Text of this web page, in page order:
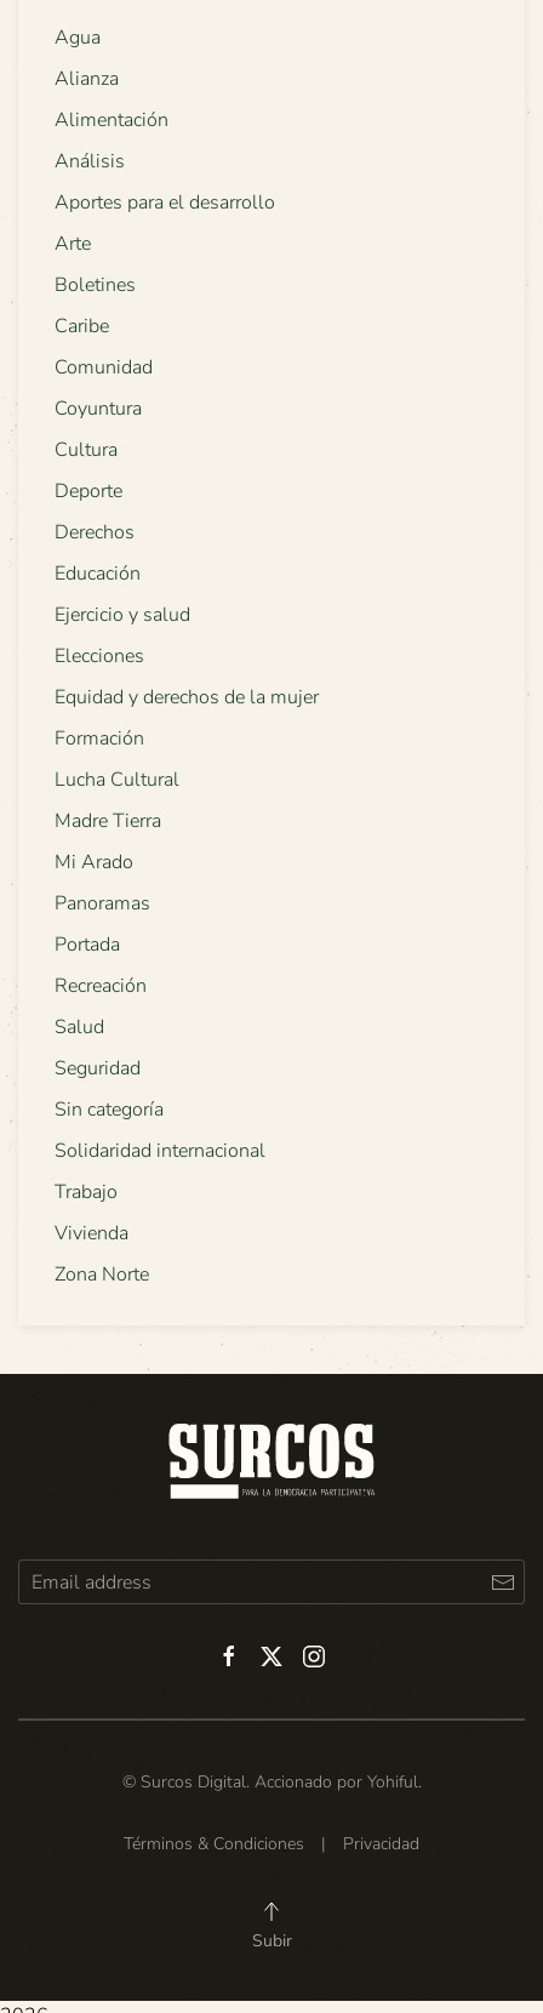
Agua
Alianza
Alimentación
Análisis
Aportes para el desarrollo
Arte
Boletines
Caribe
Comunidad
Coyuntura
Cultura
Deporte
Derechos
Educación
Ejercicio y salud
Elecciones
Equidad y derechos de la mujer
Formación
Lucha Cultural
Madre Tierra
Mi Arado
Panoramas
Portada
Recreación
Salud
Seguridad
Sin categoría
Solidaridad internacional
Trabajo
Vivienda
Zona Norte
© Surcos Digital. Accionado por Yohiful.
Términos & Condiciones | Privacidad
Subir